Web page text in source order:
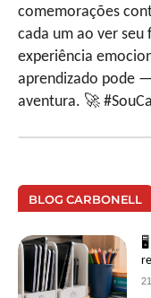
comemorações
cada um ao ver
experiência
aprendizado pode
aventura. 🚀
BLOG CARBONELL
🖥